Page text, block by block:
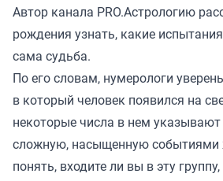
Автор канала PRO.Астрологию
рождения узнать, какие
сама судьба.
По его словам, нумерологи
в который человек появился на
некоторые числа в нем
сложную, насыщенную событиями
понять, входите ли вы в эту